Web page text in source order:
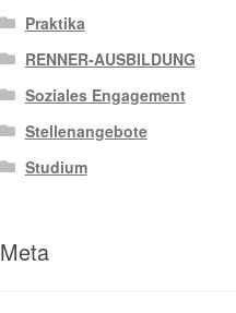
Praktika
RENNER-AUSBILDUNG
Soziales Engagement
Stellenangebote
Studium
Meta